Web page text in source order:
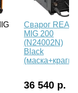
Сварог REAL
MIG 200
(N24002N)
Black
(маска+краги)
36 540 р.